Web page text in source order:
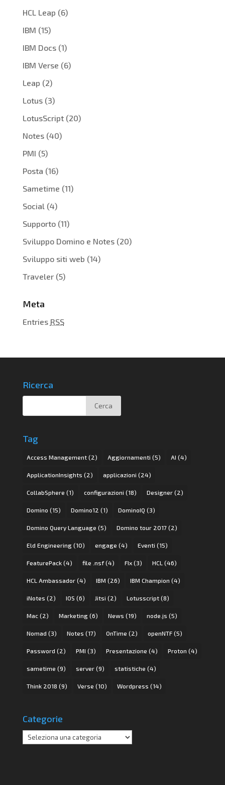
HCL Leap (6)
IBM (15)
IBM Docs(1)
IBM Verse (6)
Leap (2)
Lotus(3)
LotusScript(20)
Notes(40)
PMI (5)
Posta (16)
Sametime (11)
Social(4)
Supporto(11)
Sviluppo Domino e Notes(20)
Sviluppo siti web (14)
Traveler(5)
Meta
Entries RSS
Ricerca
Tag
Access Management(2) Aggiornamenti (5) AI (4)
ApplicationInsights (2) applicazioni (24)
CollabSphere (1) configurazioni (18) Designer(2)
Domino (15) Domino12 (1) DominoIQ (3)
Domino Query Language (5) Domino tour 2017(2)
Eld Engineering(10) engage (4) Eventi (15)
FeaturePack(4) file .nsf(4) FIx(3) HCL (46)
HCL Ambassador(4) IBM (26) IBM Champion (4)
iNotes (2) IOS (6) Jitsi (2) Lotusscript(8)
Mac(2) Marketing(6) News (19) node.js (5)
Nomad (3) Notes (17) OnTime (2) openNTF(5)
Password (2) PMI (3) Presentazione (4) Proton (4)
sametime (9) server(9) statistiche (4)
Think 2018 (9) Verse (10) Wordpress (14)
Categorie
Categorie